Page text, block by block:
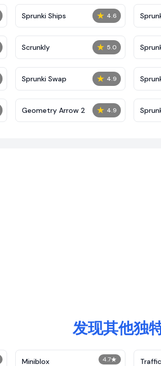
★ 4.6
Sprunki Ships
★ 5.0
Scrunkly
★ 4.9
Sprunki Swap
★ 4.9
Geometry Arrow 2
发现其他独
4.7★
Miniblox